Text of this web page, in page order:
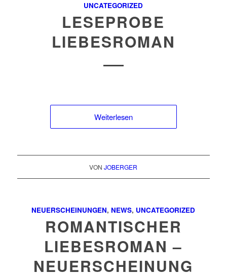
UNCATEGORIZED
LESEPROBE
LIEBESROMAN
Weiterlesen
VONJOBERGER
NEUERSCHEINUNGEN, NEWS, UNCATEGORIZED
ROMANTISCHER
LIEBESROMAN –
NEUERSCHEINUNG